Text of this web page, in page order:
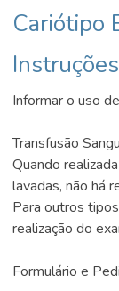
Cariótipo
Informar o uso
Transfusão
Quando
lavadas, não há
Para outros
realização do
Formulário e